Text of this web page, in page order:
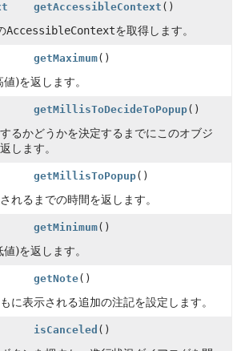
getAccessibleContext ()
AccessibleContextを取得します。
getMaximum()
)を返します。
getMillisToDecideToPopup()
るかどうかを決定するまでにこのオブジ
します。
getMillisToPopup()
れるまでの時間を返します。
getMinimum()
)を返します。
getNote()
に表示される追加の注記を設定します。
isCanceled ()